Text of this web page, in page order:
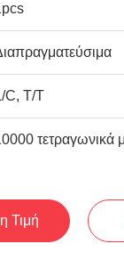
C, T/T
τετραγωνικά
Τιμή